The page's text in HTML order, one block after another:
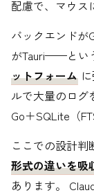
配慮で、マウス
バックエンドが
がTauri——とい
ットフォーム
ルで大量のログ
Go＋SQLite（
ここでの設計判
形式の違いを吸
あります。